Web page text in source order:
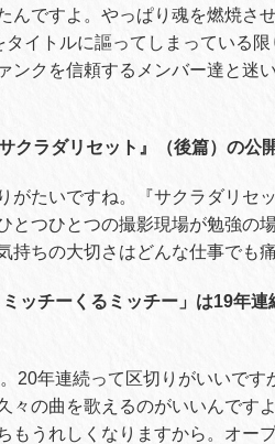
ですよ。やっぱり魂を燃焼さ
イトルに謳ってしまっている限
ンクを信頼するメンバー達と迷
ラダリセット』（後篇）の公
がたいですね。『サクラダリセ
とつひとつの撮影現場が勉強の
ちの大切さはどんな仕事でも
ッチーくるミッチー」は19年連
20年連続って区切りがいいです
々の曲を歌えるのがいいんです
もうれしくなりますから。オー